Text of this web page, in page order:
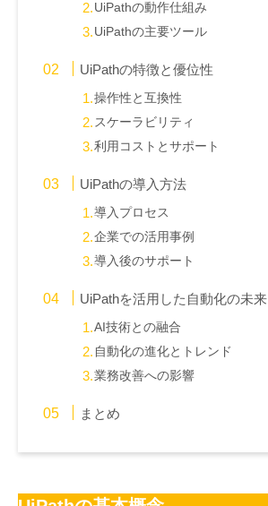
UiPathの動作仕組み
UiPathの主要ツール
UiPathの特徴と優位性
操作性と互換性
スケーラビリティ
利用コストとサポート
UiPathの導入方法
導入プロセス
企業での活用事例
導入後のサポート
UiPathを活用した自動化の未来
AI技術との融合
自動化の進化とトレンド
業務改善への影響
まとめ